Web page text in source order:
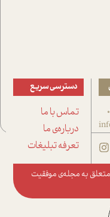
دسترسی سریع
تماس با ما
درباره‌ی ما
تعرفه تبلیغات
به مجله‌ی موفقیت